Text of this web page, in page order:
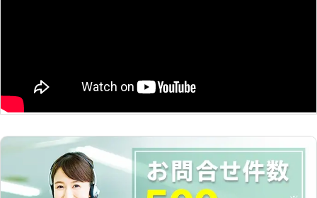
す！ 【女性スタッフが在籍している
す】 弊社は1人暮らしの女性や高齢者
引ける」「男の人は苦手」などのお客
様のために女性スタッフの派遣も可能
です。そのため、男性が苦手なお客様
も安心して弊社に依頼をお任せくださ